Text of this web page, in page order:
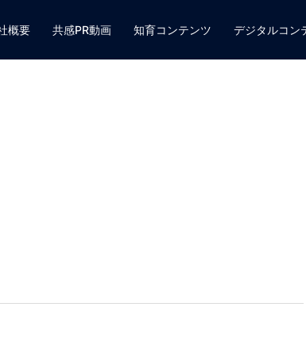
概要 共感PR動画 知育コンテンツ デジタルコン